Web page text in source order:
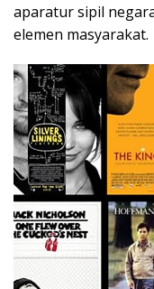
aparatur sipil
elemen masyarakat.